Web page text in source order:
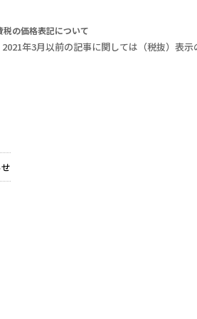
税の価格表記について
年3月以前の記事に関しては（税抜）表示